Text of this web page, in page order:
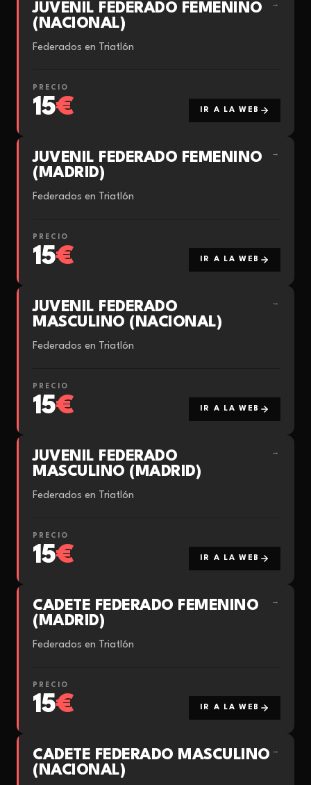
JUVENIL FEDERADO FEMENINO
(NACIONAL)
→
Federados en Triatlón
PRECIO
15€ IR A LA WEB
JUVENIL FEDERADO FEMENINO
(MADRID)
→
Federados en Triatlón
PRECIO
15€ IR A LA WEB
JUVENIL FEDERADO
MASCULINO (NACIONAL)
→
Federados en Triatlón
PRECIO
15€ IR A LA WEB
JUVENIL FEDERADO
MASCULINO (MADRID)
→
Federados en Triatlón
PRECIO
15€ IR A LA WEB
CADETE FEDERADO FEMENINO
(MADRID)
→
Federados en Triatlón
PRECIO
15€ IR A LA WEB
CADETE FEDERADO MASCULINO
(NACIONAL)
→